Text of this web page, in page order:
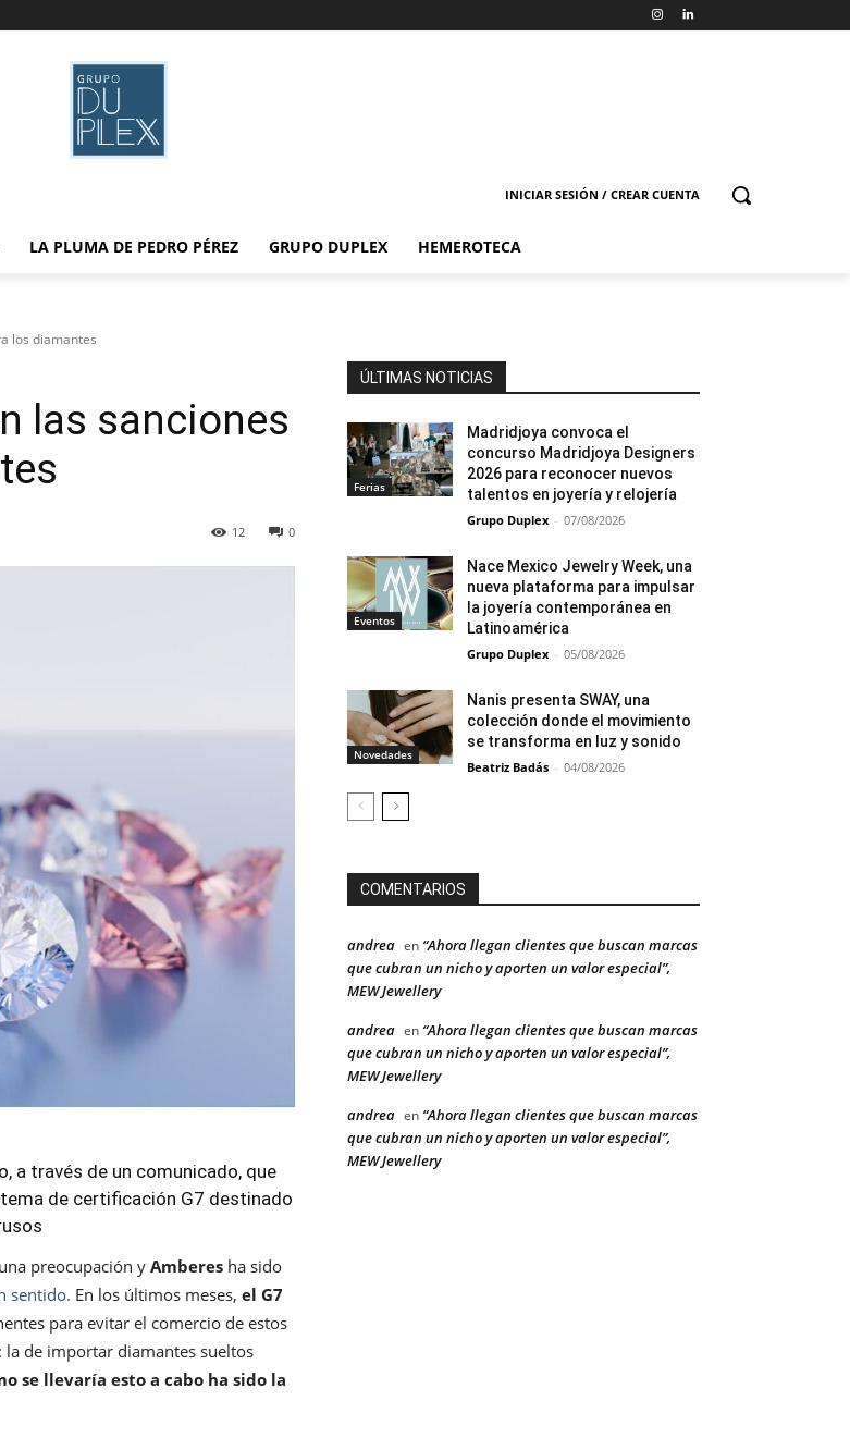
INICIAR SESIÓN / CREAR CUENTA
LA PLUMA DE PEDRO PÉREZ GRUPO DUPLEX HEMEROTECA
los diamantes
las sanciones
0
12
a través de un comunicado, que
de certificación G7 destinado
preocupación y Amberes ha sido
sentido. En los últimos meses, el G7
para evitar el comercio de estos
la de importar diamantes sueltos
se llevaría esto a cabo ha sido la
ÚLTIMAS NOTICIAS
Ferias
Madridjoya convoca el
concurso Madridjoya Designers
2026 para reconocer nuevos
talentos en joyería y relojería
Grupo Duplex - 07/08/2026
Eventos
Nace Mexico Jewelry Week, una
nueva plataforma para impulsar
la joyería contemporánea en
Latinoamérica
Grupo Duplex - 05/08/2026
Novedades
Nanis presenta SWAY, una
colección donde el movimiento
se transforma en luz y sonido
Beatriz Badás - 04/08/2026
COMENTARIOS
andrea en “Ahora llegan clientes que buscan marcas
que cubran un nicho y aporten un valor especial”,
MEW Jewellery
andrea en “Ahora llegan clientes que buscan marcas
que cubran un nicho y aporten un valor especial”,
MEW Jewellery
andrea en “Ahora llegan clientes que buscan marcas
que cubran un nicho y aporten un valor especial”,
MEW Jewellery